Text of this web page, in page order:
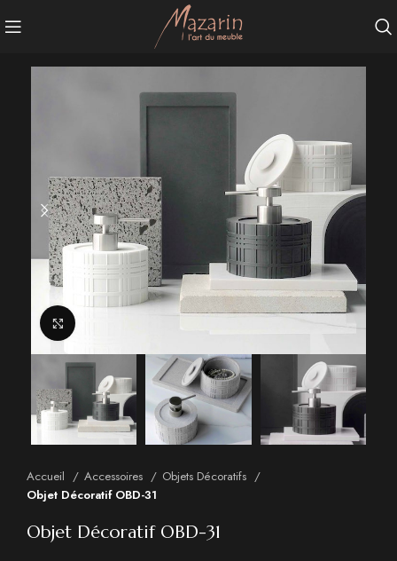
Accueil Accessoires
Objets Décoratifs
Objet Décoratif OBD-31
Objet Décoratif OBD-31